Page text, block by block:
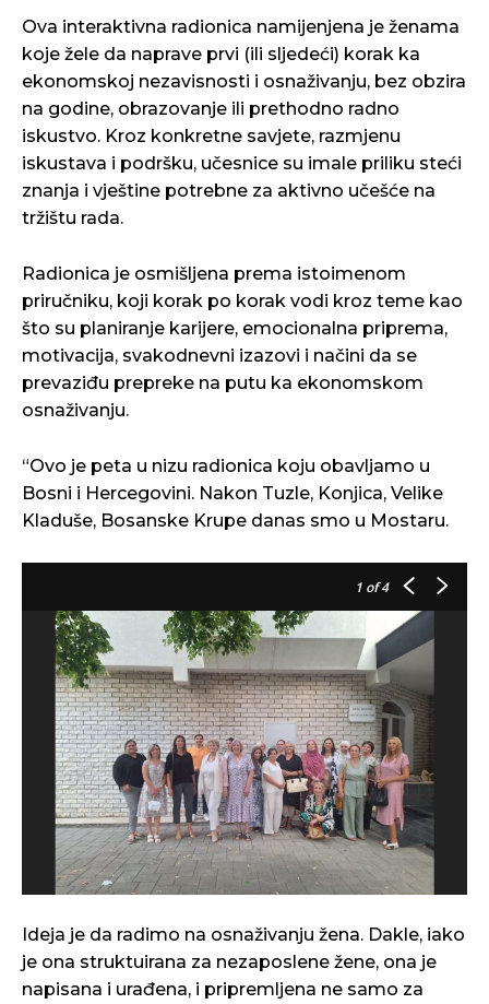
Ova interaktivna radionica namijenjena je ženama
koje žele da naprave prvi (ili sljedeći) korak ka
ekonomskoj nezavisnosti i osnaživanju, bez obzira
na godine, obrazovanje ili prethodno radno
iskustvo. Kroz konkretne savjete, razmjenu
iskustava i podršku, učesnice su imale priliku steći
znanja i vještine potrebne za aktivno učešće na
tržištu rada.
Radionica je osmišljena prema istoimenom
priručniku, koji korak po korak vodi kroz teme kao
što su planiranje karijere, emocionalna priprema,
motivacija, svakodnevni izazovi i načini da se
prevaziđu prepreke na putu ka ekonomskom
osnaživanju.
“Ovo je peta u nizu radionica koju obavljamo u
Bosni i Hercegovini. Nakon Tuzle, Konjica, Velike
Kladuše, Bosanske Krupe danas smo u Mostaru.
1 of 4
Ideja je da radimo na osnaživanju žena. Dakle, iako
je ona struktuirana za nezaposlene žene, ona je
napisana i urađena, i pripremljena ne samo za